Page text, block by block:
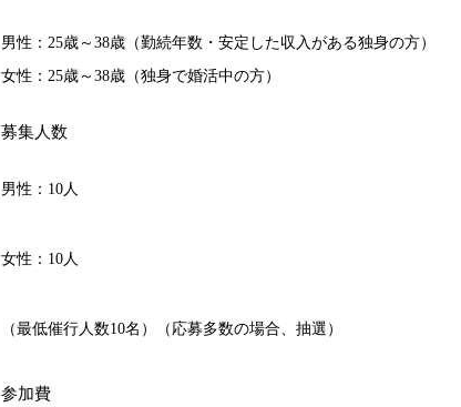
男性：25歳～38歳（勤続年数・安定した収入がある独身の方）
女性：25歳～38歳（独身で婚活中の方）
募集人数
男性：10人
女性：10人
（最低催行人数10名）（応募多数の場合、抽選）
参加費